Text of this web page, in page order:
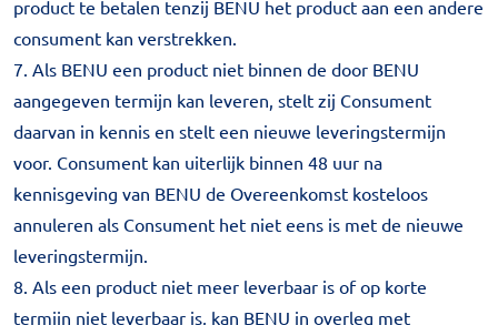
product te betalen tenzij BENU het product aan een andere
consument kan verstrekken.
7. Als BENU een product niet binnen de door BENU
aangegeven termijn kan leveren, stelt zij Consument
daarvan in kennis en stelt een nieuwe leveringstermijn
voor. Consument kan uiterlijk binnen 48 uur na
kennisgeving van BENU de Overeenkomst kosteloos
annuleren als Consument het niet eens is met de nieuwe
leveringstermijn.
8. Als een product niet meer leverbaar is of op korte
termijn niet leverbaar is, kan BENU in overleg met